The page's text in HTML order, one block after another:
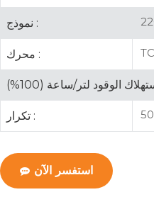
نموذج :
محرك :
تكرار :
استفسر الآن